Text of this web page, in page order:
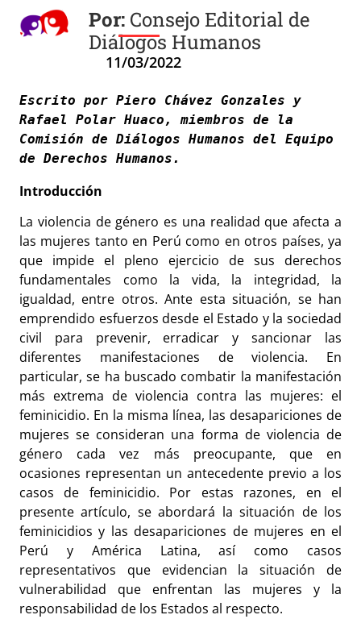
Consejo Editorial de
Diálogos Humanos
Escrito por Piero Chávez Gonzales y
Rafael Polar Huaco, miembros de la
Comisión de Diálogos Humanos del Equipo
Introducción
La violencia de género es una realidad que afecta a
las mujeres tanto en Perú como en otros países, ya
que impide el pleno ejercicio de sus derechos
fundamentales como la vida, la integridad, la
igualdad, entre otros. Ante esta situación, se han
emprendido esfuerzos desde el Estado y la sociedad
civil para prevenir, erradicar y sancionar las
diferentes manifestaciones de violencia. En
particular, se ha buscado combatir la manifestación
más extrema de violencia contra las mujeres: el
feminicidio. En la misma línea, las desapariciones de
mujeres se consideran una forma de violencia de
género cada vez más preocupante, que en
ocasiones representan un antecedente previo a los
casos de feminicidio. Por estas razones, en el
presente artículo, se abordará la situación de los
feminicidios y las desapariciones de mujeres en el
Perú y América Latina, así como casos
representativos que evidencian la situación de
vulnerabilidad que enfrentan las mujeres y la
responsabilidad de los Estados al respecto.
11/03/2022